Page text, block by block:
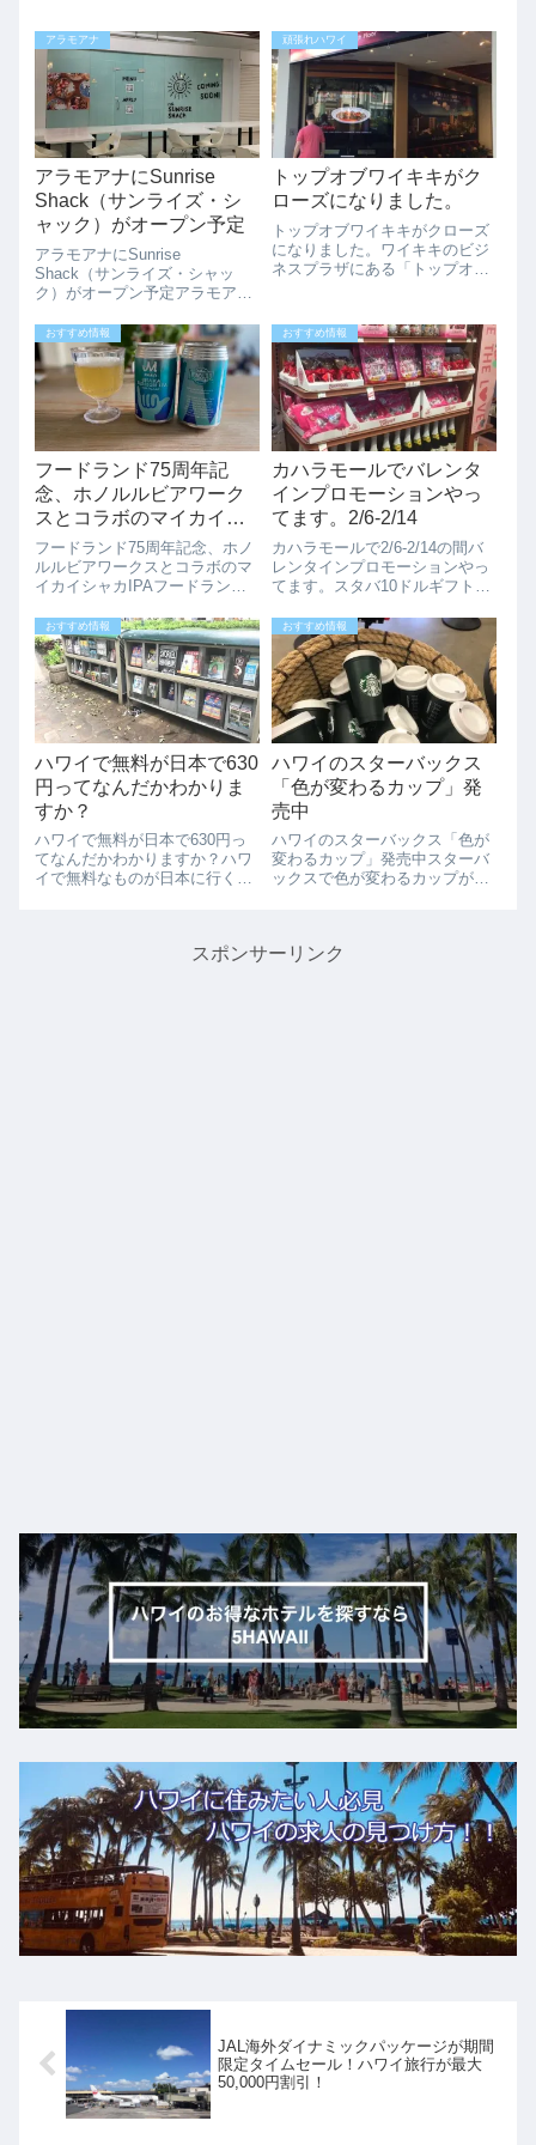
アラモアナ
アラモアナにSunrise
Shack（サンライズ・シ
ャック）がオープン予定
アラモアナにSunrise
Shack（サンライズ・シャッ
ク）がオープン予定アラモアナ
ドコートに、ノースショアの小
さなスタンドから人気店になっ
た「Sunrise Shack（サンライ
ズ・シャック）」、が2022年...
頑張れハワイ
トップオブワイキキがク
ローズになりました。
トップオブワイキキがクローズ
になりました。ワイキキのビジ
ネスプラザにある「トップオブ
ワードにあるViaggio Honoluluが
新型コロナウイルスの影響でク
ローズになりました。（SK...
おすすめ情報
フードランド75周年記
念、ホノルルビアワーク
スとコラボのマイカイシ
ャカIPA
フードランド75周年記念、ホノ
ルルビアワークスとコラボのマ
イカイシャカIPAフードランド
そのアニバーサリー商品とし
て、ホノルルビアワークスとマ
イカイのコラボのビール「マイ
カイシャカIPA」が販売されて
います。シ...
おすすめ情報
カハラモールでバレンタ
インプロモーションやっ
てます。2/6-2/14
カハラモールで2/6-2/14の間バ
レンタインプロモーションやっ
てます。スタバ10ドルギフトカ
間、カハラモールで100ドル以
上お買い物で10ドルのスタバギ
フトカードのプレゼントを実施
中です。この期間にカハラ...
おすすめ情報
ハワイで無料が日本で630
円ってなんだかわかりま
すか？
ハワイで無料が日本で630円っ
てなんだかわかりますか？ハワ
イで無料なものが日本に行くと
ますが、この無料ペーパーが日
おすすめ情報
ハワイのスターバックス
「色が変わるカップ」発
売中
ハワイのスターバックス「色が
変わるカップ」発売中スターバ
ックスで色が変わるカップが発
ると色が変わるというカップで
スポンサーリンク
JAL海外ダイナミックパッケージが期間
限定タイムセール！ハワイ旅行が最大
50,000円割引！